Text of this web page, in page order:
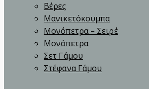
Βέρες
Μανικετόκουμπα
Μονόπετρα – Σειρέ
Μονόπετρα
Σετ Γάμου
Στέφανα Γάμου